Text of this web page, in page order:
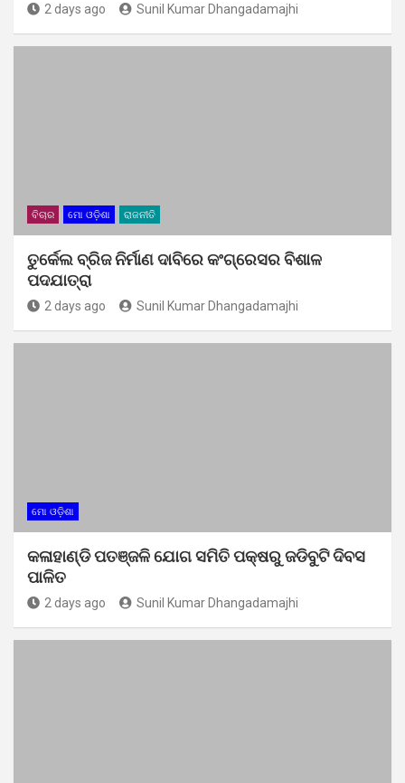
2 days ago Sunil Kumar Dhangadamajhi
ବିଚାର ମୋ ଓଡ଼ିଶା ରାଜନୀତି
ତୁର୍କେଲ ବ୍ରିଜ ନିର୍ମାଣ ଦାବିରେ କଂଗ୍ରେସର ବିଶାଳ
ପଦଯାତ୍ରା
2 days ago Sunil Kumar Dhangadamajhi
ମୋ ଓଡ଼ିଶା
କଳାହାଣ୍ଡି ପତଞ୍ଜଳି ଯୋଗ ସମିତି ପକ୍ଷରୁ ଜଡିବୁଟି ଦିବସ
ପାଳିତ
2 days ago Sunil Kumar Dhangadamajhi